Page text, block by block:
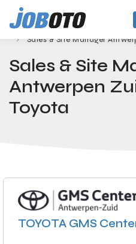
Skip to main content
Accueil
Emplois
Sales & Site Manager
Sales & Site
Antwerpen
Toyota
TOYOTA GMS